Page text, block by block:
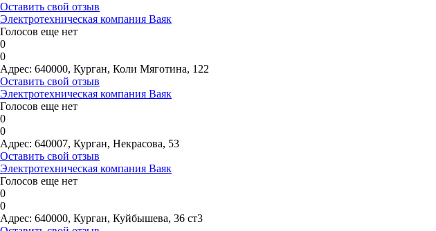
Оставить свой отзыв
Электротехническая компания Ваяк
Голосов еще нет
0
0
Адрес: 640000, Курган, Коли Мяготина, 122
Оставить свой отзыв
Электротехническая компания Ваяк
Голосов еще нет
0
0
Адрес: 640007, Курган, Некрасова, 53
Оставить свой отзыв
Электротехническая компания Ваяк
Голосов еще нет
0
0
Адрес: 640000, Курган, Куйбышева, 36 ст3